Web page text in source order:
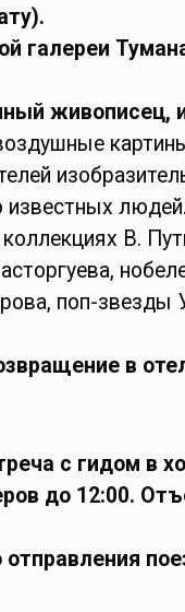
галереи
живописец,
В.
поп-звезды
в
с гидом в
до 12:00.